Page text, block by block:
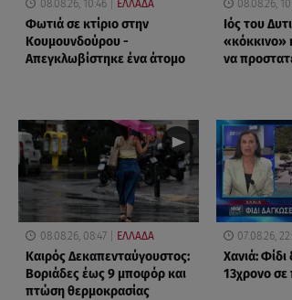
08.08.26, 10:46 ΕΛΛΑΔΑ
Φωτιά σε κτίριο στην
Κουμουνδούρου -
Απεγκλωβίστηκε ένα άτομο
08.08.26,
Ιός του
«κόκκινο»
να
08.08.26, 08:47 ΕΛΛΑΔΑ
Καιρός Δεκαπενταύγουστος:
Βοριάδες έως 9 μποφόρ και
πτώση θερμοκρασίας
07.08.26,
Χανιά:
13χρονο σε